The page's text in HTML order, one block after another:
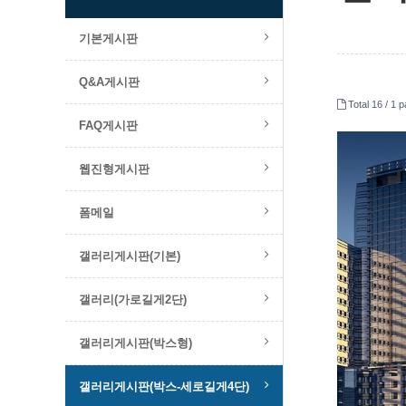
Total 16 / 1
기본게시판
Q&A게시판
FAQ게시판
웹진형게시판
폼메일
갤러리게시판(기본)
갤러리(가로길게2단)
갤러리게시판(박스형)
갤러리게시판(박스-세로길게4단)